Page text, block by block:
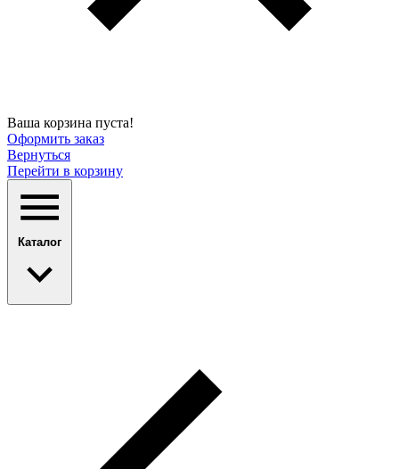
Ваша корзина пуста!
Оформить заказ
Вернуться
Перейти в корзину
Каталог